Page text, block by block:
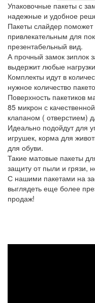
Упаковочные пакеты с
надежные и удобное
Пакеты слайдер
привлекательным для
презентабельный вид.
А прочный замок зиплок
выдержит любые
Комплекты идут в
нужное количество
Поверхность пакетиков
85 микрон с
клапаном ( отверстием)
Идеально подойдут для
игрушек, корма для
для обуви.
Такие матовые пакеты
защиту от пыли и грязи,
С нашими пакетами на
выглядеть еще более
продаж!